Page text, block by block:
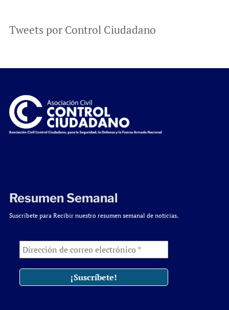
Tweets por Control Ciudadano
Resumen Semanal
Suscríbete para Recibir nuestro resumen semanal de noticias.